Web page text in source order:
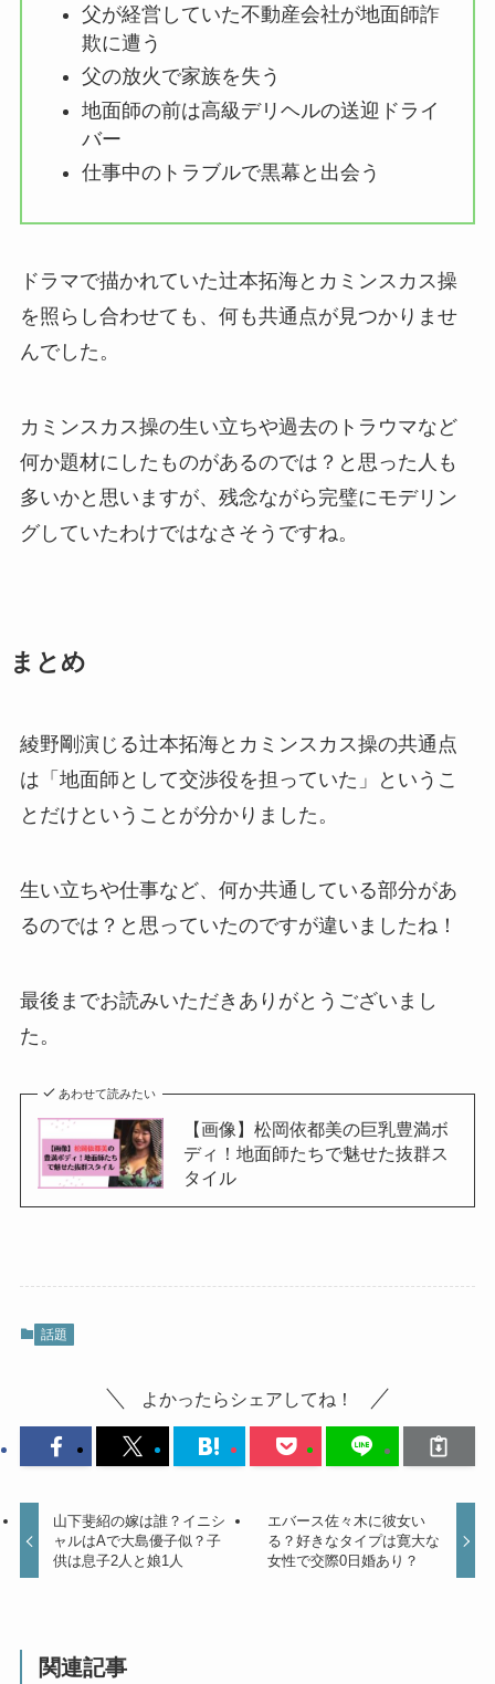
父が経営していた不動産会社が地面師詐
欺に遭う
父の放火で家族を失う
地面師の前は高級デリヘルの送迎ドライ
バー
仕事中のトラブルで黒幕と出会う
ドラマで描かれていた辻本拓海とカミンスカス操
を照らし合わせても、何も共通点が見つかりませ
んでした。
カミンスカス操の生い立ちや過去のトラウマなど
何か題材にしたものがあるのでは？と思った人も
多いかと思いますが、残念ながら完璧にモデリン
グしていたわけではなさそうですね。
まとめ
綾野剛演じる辻本拓海とカミンスカス操の共通点
は「地面師として交渉役を担っていた」というこ
とだけということが分かりました。
生い立ちや仕事など、何か共通している部分があ
るのでは？と思っていたのですが違いましたね！
最後までお読みいただきありがとうございまし
た。
あわせて読みたい
【画像】松岡依都美の巨乳豊満ボ
ディ！地面師たちで魅せた抜群ス
タイル
話題
よかったらシェアしてね！
山下斐紹の嫁は誰？イニシ
ャルはAで大島優子似？子
供は息子2人と娘1人
エバース佐々木に彼女い
る？好きなタイプは寛大な
女性で交際0日婚あり？
関連記事